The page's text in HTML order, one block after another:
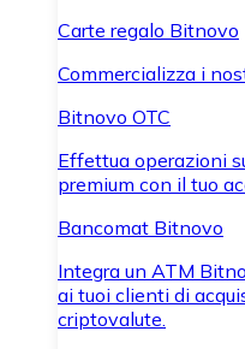
Carte regalo Bitnovo
Commercializza i
Bitnovo OTC
Effettua operazioni
premium con il tuo
Bancomat Bitnovo
Integra un ATM
ai tuoi clienti di
criptovalute.